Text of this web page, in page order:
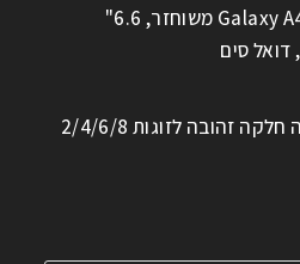
סמסונג Galaxy A42 5G משוחזר, 6.6"
טבעת נירוסטה חלקה זהובה לזוגות 2/4/6/8